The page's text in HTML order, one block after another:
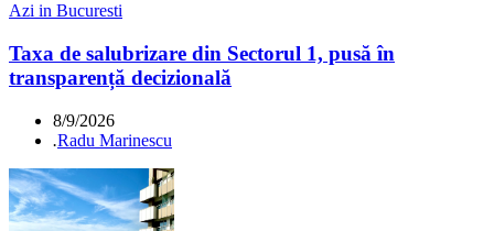
Azi in Bucuresti
Taxa de salubrizare din Sectorul 1, pusă în
transparență decizională
8/9/2026
.Radu Marinescu